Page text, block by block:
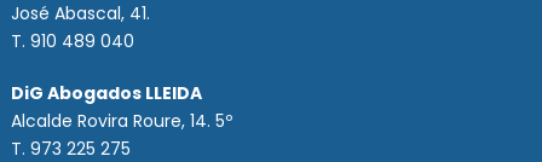
José Abascal, 41.
T.910 489 040
DiG Abogados LLEIDA
Alcalde Rovira Roure, 14. 5º
T. 973 225 275